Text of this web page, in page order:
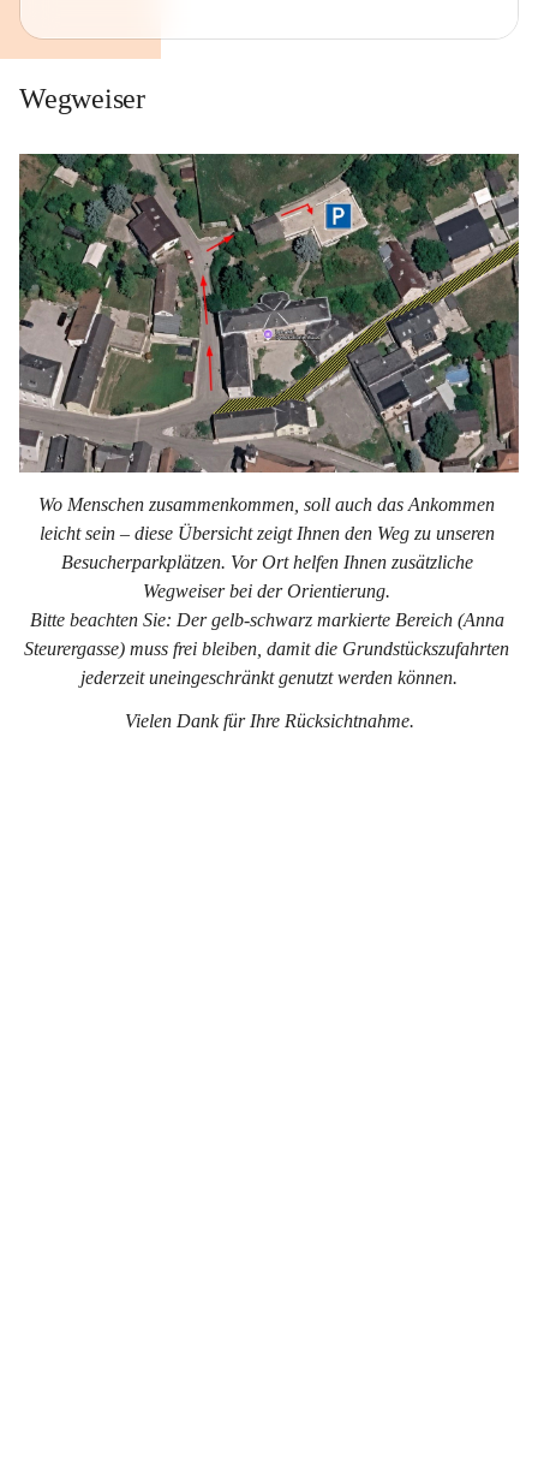
Wegweiser
Wo Menschen zusammenkommen, soll auch das Ankommen
leicht sein – diese Übersicht zeigt Ihnen den Weg zu unseren
Besucherparkplätzen. Vor Ort helfen Ihnen zusätzliche
Wegweiser bei der Orientierung.
Bitte beachten Sie: Der gelb-schwarz markierte Bereich (Anna
Steurergasse) muss frei bleiben, damit die Grundstückszufahrten
jederzeit uneingeschränkt genutzt werden können.
Vielen Dank für Ihre Rücksichtnahme.